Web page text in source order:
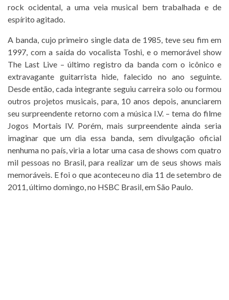
rock ocidental, a uma veia musical bem trabalhada e de
espírito agitado.
A banda, cujo primeiro single data de 1985, teve seu fim em
1997, com a saída do vocalista Toshi, e o memorável show
The Last Live – último registro da banda com o icônico e
extravagante guitarrista hide, falecido no ano seguinte.
Desde então, cada integrante seguiu carreira solo ou formou
outros projetos musicais, para, 10 anos depois, anunciarem
seu surpreendente retorno com a música I.V. – tema do filme
Jogos Mortais IV. Porém, mais surpreendente ainda seria
imaginar que um dia essa banda, sem divulgação oficial
nenhuma no país, viria a lotar uma casa de shows com quatro
mil pessoas no Brasil, para realizar um de seus shows mais
memoráveis. E foi o que aconteceu no dia 11 de setembro de
2011, último domingo, no HSBC Brasil, em São Paulo.